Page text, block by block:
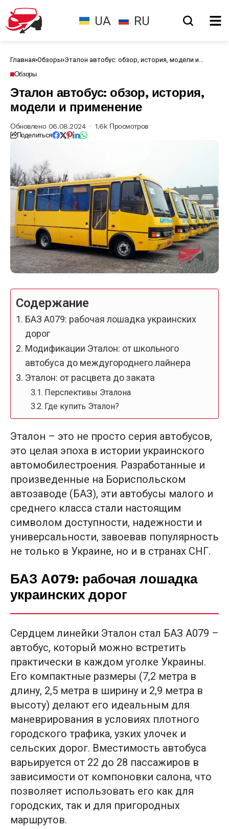
UA RU
Главная Обзоры Эталон автобус: обзор, история, модели и
Обзоры
Эталон автобус: обзор, история,
модели и применение
Обновлено 06.08.2024 1.6k Просмотров
Поделиться
Содержание
БАЗ А079: рабочая лошадка украинских
дорог
Модификации Эталон: от школьного
автобуса до междугороднего лайнера
Эталон: от расцвета до заката
Перспективы Эталона
Где купить Эталон?
Эталон – это не просто серия автобусов,
это целая эпоха в истории украинского
автомобилестроения. Разработанные и
произведенные на Бориспольском
автозаводе (БАЗ), эти автобусы малого и
среднего класса стали настоящим
символом доступности, надежности и
универсальности, завоевав популярность
не только в Украине, но и в странах СНГ.
БАЗ А079: рабочая лошадка
украинских дорог
Сердцем линейки Эталон стал БАЗ А079 –
автобус, который можно встретить
практически в каждом уголке Украины.
Его компактные размеры (7,2 метра в
длину, 2,5 метра в ширину и 2,9 метра в
высоту) делают его идеальным для
маневрирования в условиях плотного
городского трафика, узких улочек и
сельских дорог. Вместимость автобуса
варьируется от 22 до 28 пассажиров в
зависимости от компоновки салона, что
позволяет использовать его как для
городских, так и для пригородных
маршрутов.